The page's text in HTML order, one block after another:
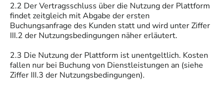
2.2 Der Vertragsschluss über die Nutzung der Plattform
findet zeitgleich mit Abgabe der ersten
Buchungsanfrage des Kunden statt und wird unter Ziffer
III.2 der Nutzungsbedingungen näher erläutert.
2.3 Die Nutzung der Plattform ist unentgeltlich. Kosten
fallen nur bei Buchung von Dienstleistungen an (siehe
Ziffer III.3 der Nutzungsbedingungen).